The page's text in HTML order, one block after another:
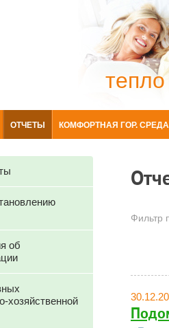
тепло
ОТЧЕТЫ КОМФОРТНАЯ ГОР. СРЕДА
Фильтр
об
хозяйственной